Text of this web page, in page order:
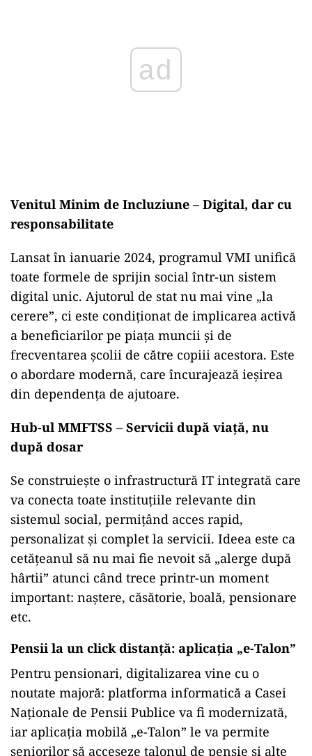
ad
Venitul Minim de Incluziune – Digital, dar cu
responsabilitate
Lansat în ianuarie 2024, programul VMI unifică
toate formele de sprijin social într-un sistem
digital unic. Ajutorul de stat nu mai vine „la
cerere”, ci este condiționat de implicarea activă
a beneficiarilor pe piața muncii și de
frecventarea școlii de către copiii acestora. Este
o abordare modernă, care încurajează ieșirea
din dependența de ajutoare.
Hub-ul MMFTSS – Servicii după viață, nu
după dosar
Se construiește o infrastructură IT integrată care
va conecta toate instituțiile relevante din
sistemul social, permițând acces rapid,
personalizat și complet la servicii. Ideea este ca
cetățeanul să nu mai fie nevoit să „alerge după
hârtii” atunci când trece printr-un moment
important: naștere, căsătorie, boală, pensionare
etc.
Pensii la un click distanță: aplicația „e-Talon”
Pentru pensionari, digitalizarea vine cu o
noutate majoră: platforma informatică a Casei
Naționale de Pensii Publice va fi modernizată,
iar aplicația mobilă „e-Talon” le va permite
seniorilor să acceseze talonul de pensie și alte